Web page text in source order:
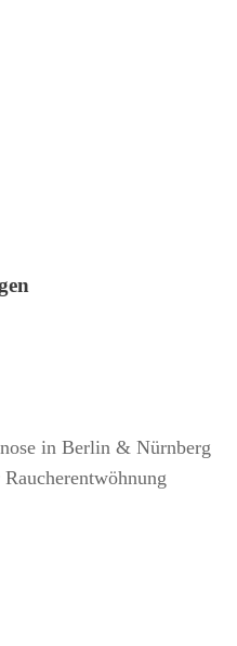
in Berlin & Nürnberg